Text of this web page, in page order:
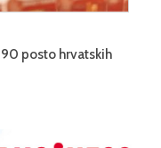
posto hrvatskih